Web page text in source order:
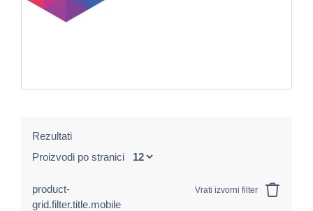
Rezultati
Proizvodi po stranici
product-
grid.filter.title.mobile
Vrati izvorni filter